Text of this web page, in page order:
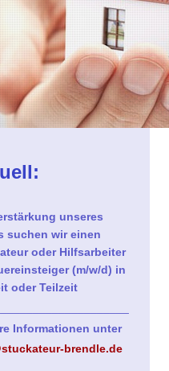
unseres
suchen wir einen
oder Hilfsarbeiter
(m/w/d) in
oder Teilzeit
Informationen unter
brendle.de